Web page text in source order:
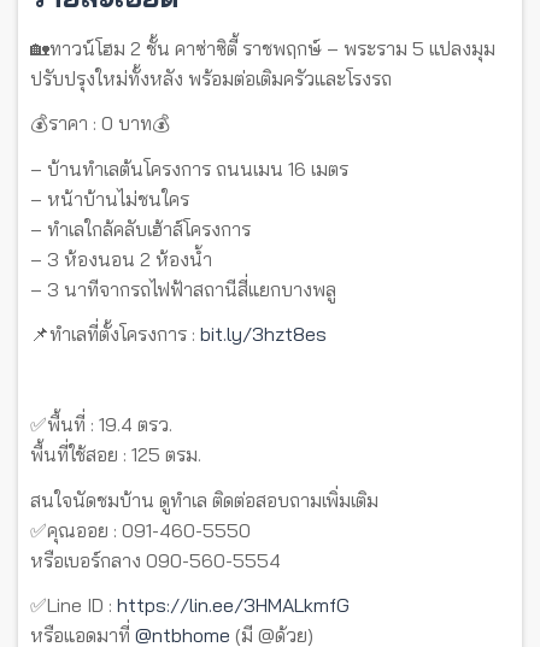
🏡ทาวน์โฮม 2 ชั้น คาซ่าซิตี้ ราชพฤกษ์ – พระราม 5 แปลงมุม
ปรับปรุงใหม่ทั้งหลัง พร้อมต่อเติมครัวและโรงรถ
💰ราคา : 0 บาท💰
– บ้านทำเลต้นโครงการ ถนนเมน 16 เมตร
– หน้าบ้านไม่ชนใคร
– ทำเลใกล้คลับเฮ้าส์โครงการ
– 3 ห้องนอน 2 ห้องน้ำ
– 3 นาทีจากรถไฟฟ้าสถานีสี่แยกบางพลู
📌ทำเลที่ตั้งโครงการ : bit.ly/3hzt8es
✅พื้นที่ : 19.4 ตรว.
พื้นที่ใช้สอย : 125 ตรม.
สนใจนัดชมบ้าน ดูทำเล ติดต่อสอบถามเพิ่มเติม
✅คุณออย : 091-460-5550
หรือเบอร์กลาง 090-560-5554
✅Line ID : https://lin.ee/3HMALkmfG
หรือแอดมาที่ @ntbhome (มี @ด้วย)